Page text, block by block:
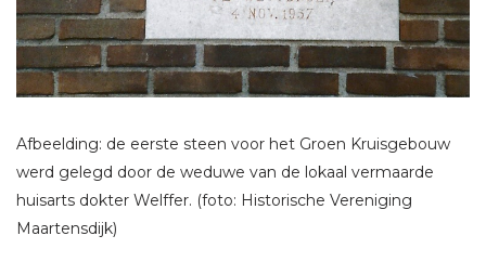
Afbeelding: de eerste steen voor het Groen Kruisgebouw
werd gelegd door de weduwe van de lokaal vermaarde
huisarts dokter Welffer. (foto: Historische Vereniging
Maartensdijk)